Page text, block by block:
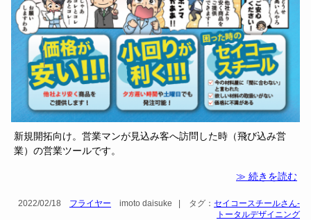
新規開拓向け。営業マンが見込み客へ訪問した時（飛び込み営
業）の営業ツールです。
≫ 続きを読む
2022/02/18 フライヤー imoto daisuke | タグ： セイコースチールさん-
トータルデザイニング